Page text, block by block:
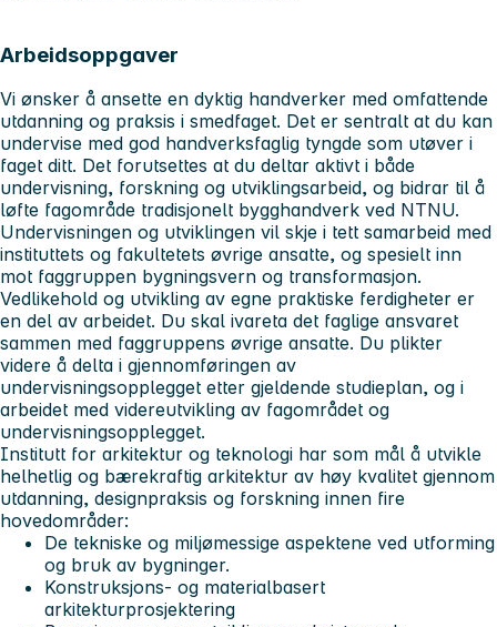
Arbeidsoppgaver
Vi ønsker å ansette en dyktig handverker med omfattende
utdanning og praksis i smedfaget. Det er sentralt at du kan
undervise med god handverksfaglig tyngde som utøver i
faget ditt. Det forutsettes at du deltar aktivt i både
undervisning, forskning og utviklingsarbeid, og bidrar til å
løfte fagområde tradisjonelt bygghandverk ved NTNU.
Undervisningen og utviklingen vil skje i tett samarbeid med
instituttets og fakultetets øvrige ansatte, og spesielt inn
mot faggruppen bygningsvern og transformasjon.
Vedlikehold og utvikling av egne praktiske ferdigheter er
en del av arbeidet. Du skal ivareta det faglige ansvaret
sammen med faggruppens øvrige ansatte. Du plikter
videre å delta i gjennomføringen av
undervisningsopplegget etter gjeldende studieplan, og i
arbeidet med videreutvikling av fagområdet og
undervisningsopplegget.
Institutt for arkitektur og teknologi har som mål å utvikle
helhetlig og bærekraftig arkitektur av høy kvalitet gjennom
utdanning, designpraksis og forskning innen fire
hovedområder:
De tekniske og miljømessige aspektene ved utforming
og bruk av bygninger.
Konstruksjons- og materialbasert
arkitekturprosjektering